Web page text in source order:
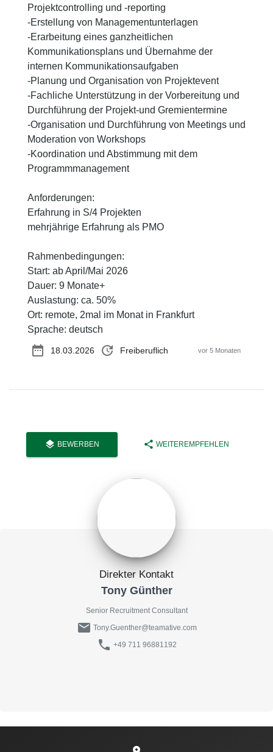
Projektcontrolling und -reporting
-Erstellung von Managementunterlagen
-Erarbeitung eines ganzheitlichen
Kommunikationsplans und Übernahme der
internen Kommunikationsaufgaben
-Planung und Organisation von Projektevent
-Fachliche Unterstützung in der Vorbereitung und
Durchführung der Projekt-und Gremientermine
-Organisation und Durchführung von Meetings und
Moderation von Workshops
-Koordination und Abstimmung mit dem
Programmmanagement
Anforderungen:
Erfahrung in S/4 Projekten
mehrjährige Erfahrung als PMO
Rahmenbedingungen:
Start: ab April/Mai 2026
Dauer: 9 Monate+
Auslastung: ca. 50%
Ort: remote, 2mal im Monat in Frankfurt
Sprache: deutsch
date_range 18.03.2026 update Freiberuflich vor 5 Monaten
layers BEWERBEN share WEITEREMPFEHLEN
Direkter Kontakt
Tony Günther
Senior Recruitment Consultant
mail Tony.Guenther@teamative.com
phone +49 711 96881192